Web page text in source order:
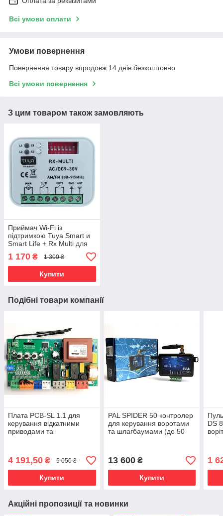
Всі умови оплати
Умови повернення
Повернення товару впродовж 14 днів безкоштовно
Всі умови повернення
З цим товаром також замовляють
Приймач Wi-Fi із
підтримкою Tuya Smart и
Smart Life + Rx Multi для
пультів ДК
1 170 ₴ 1 300 ₴
Купити
Подібні товари компанії
Плата PCB-SL 1.1 для
керування відкатними
приводами та
4 191,50 ₴ 5 050 ₴
Купити
PAL SPIDER 50 контролер
для керування воротами
та шлагбаумами (до 50
13 600₴
Купити
DS
1
Акційні пропозиції та новинки